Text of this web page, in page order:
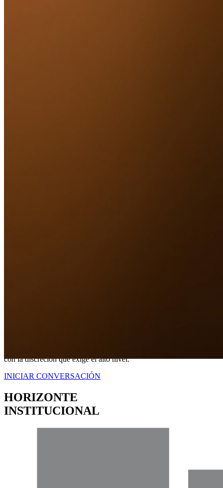
con la discreción que exige el alto nivel.
INICIAR CONVERSACIÓN
HORIZONTE
INSTITUCIONAL